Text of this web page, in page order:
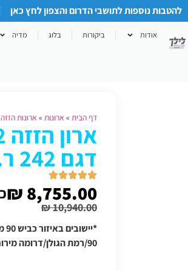
להטבות נוספות לתושבי הדרום והצפון לחץ כאן
אודות ביקורות בלוג מדיה
דף הבית » ארונות » ארונות הזזה
דגם 242 ר.א
₪10,940.00
₪ 8,755.00
90/רמת הגולן/דרומה מירוחם/עוטף עזה - יש לוודא תוספת הובלה טלפונית